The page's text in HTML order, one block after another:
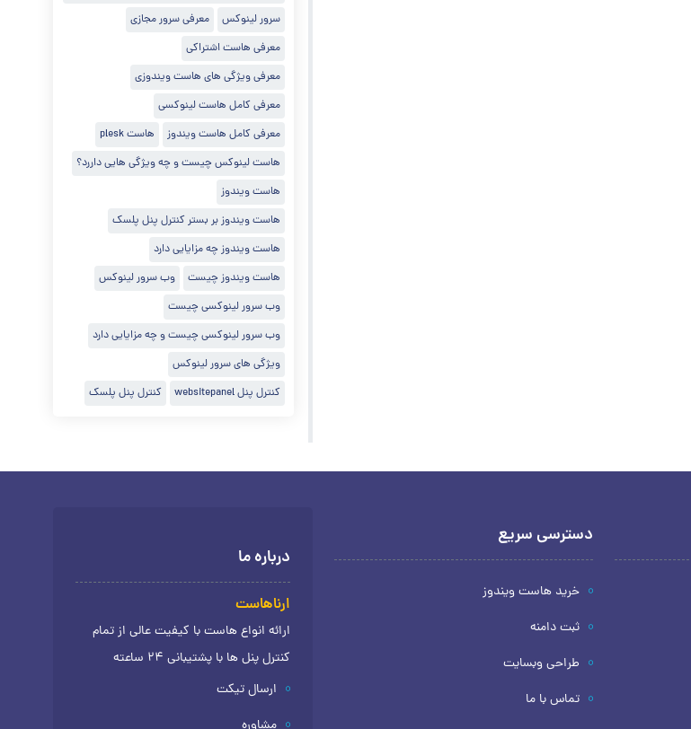
سرور لینوکس
معرفی سرور مجازی
معرفی هاست اشتراکی
معرفی ویژگی های هاست ویندوزی
معرفی کامل هاست لینوکسی
معرفی کامل هاست ویندوز
هاست plesk
هاست لینوکس چیست و چه ویژگی هایی داررد؟
هاست ویندوز
هاست ویندوز بر بستر کنترل پنل پلسک
هاست ویندوز چه مزایایی دارد
هاست ویندوز چیست
وب سرور لینوکس
وب سرور لینوکسی چیست
وب سرور لینوکسی چیست و چه مزایایی دارد
ویژگی های سرور لینوکس
کنترل پنل websitepanel
کنترل پنل پلسک
دسترسی سریع
خرید هاست ویندوز
ثبت دامنه
طراحی وبسایت
تماس با ما
درباره ما
ارناهاست
ارائه انواع هاست با کیفیت عالی از تمام
کنترل پنل ها با پشتیبانی 24 ساعته
ارسال تیکت